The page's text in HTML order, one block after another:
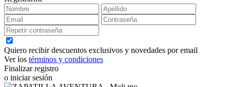
Quiero recibir descuentos exclusivos y novedades por email
Ver los términos y condiciones
Finalizar registro
o iniciar sesión